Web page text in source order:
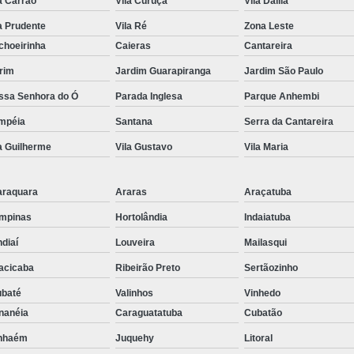
Embreagem Eletrônica Adaptada para
Embreagem Eletrônica para Cadeirante
Embreagem Eletrônica para Deficientes
Embreagem Eletrônica
Kit Acelerador e Freio ao
Kit Acelerador e Freio
Kit Acelerador e Freio
Kit Acelerador e Freio Manual
Kit Acelerador e Freio
Kit Acelerador e Freio Manual Adaptação Pcd
Kit Acelerador e
Kit Acelerador e Freio
Prudente Vila Ré
Zona Leste
Caieras Cantareira
Jardim Guarapiranga Jardim São Paulo
Senhora do Ó Parada Inglesa Parque Anhembi
Santana Serra da Cantareira
Guilherme Vila Gustavo Vila Maria
Araras Araçatuba
Hortolândia Indaiatuba
Louveira Mailasqui
Ribeirão Preto Sertãozinho
Valinhos
Vinhedo
Caraguatatuba Cubatão
Juquehy Litoral